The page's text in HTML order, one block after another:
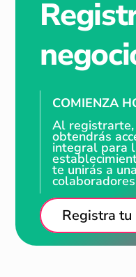
COMIENZA
Al
obtendrás
integral para
te unirás a
colaboradores
Registra tu